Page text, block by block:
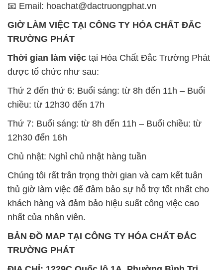
📧 Email: hoachat@dactruongphat.vn
GIỜ LÀM VIỆC TẠI CÔNG TY HÓA CHẤT ĐẮC
TRƯỜNG PHÁT
Thời gian làm việc tại Hóa Chất Đắc Trường Phát
được tổ chức như sau:
Thứ 2 đến thứ 6: Buổi sáng: từ 8h đến 11h – Buổi
chiều: từ 12h30 đến 17h
Thứ 7: Buổi sáng: từ 8h đến 11h – Buổi chiều: từ
12h30 đến 16h
Chủ nhật: Nghỉ chủ nhật hàng tuần
Chúng tôi rất trân trọng thời gian và cam kết tuân
thủ giờ làm việc để đảm bảo sự hỗ trợ tốt nhất cho
khách hàng và đảm bảo hiệu suất công việc cao
nhất của nhân viên.
BẢN ĐỒ MAP TẠI CÔNG TY HÓA CHẤT ĐẮC
TRƯỜNG PHÁT